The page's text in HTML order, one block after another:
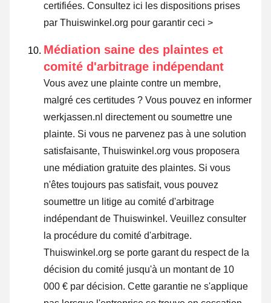
certifiées. Consultez ici les dispositions prises
par Thuiswinkel.org pour garantir ceci >
Médiation saine des plaintes et
comité d'arbitrage indépendant
Vous avez une plainte contre un membre,
malgré ces certitudes ? Vous pouvez en informer
werkjassen.nl directement ou soumettre une
plainte. Si vous ne parvenez pas à une solution
satisfaisante, Thuiswinkel.org vous proposera
une médiation gratuite des plaintes. Si vous
n'êtes toujours pas satisfait, vous pouvez
soumettre un litige au comité d'arbitrage
indépendant de Thuiswinkel. Veuillez consulter
la procédure du comité d'arbitrage.
Thuiswinkel.org se porte garant du respect de la
décision du comité jusqu'à un montant de 10
000 € par décision. Cette garantie ne s'applique